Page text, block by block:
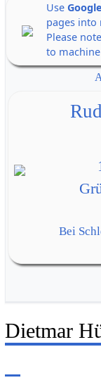
Use
pages into
Please
to
Bei
Dietmar